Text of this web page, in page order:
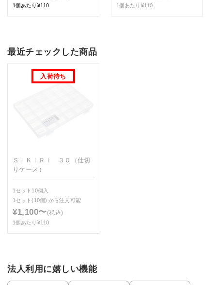
1個あたり¥110 1個あたり¥110
最近チェックした商品
ＳＩＫＩＲＩ ３０（仕切
りケース）
1セット10個入
1セット(10個)から注文可能
¥1,100〜(税込)
1個あたり¥110
法人利用に嬉しい機能